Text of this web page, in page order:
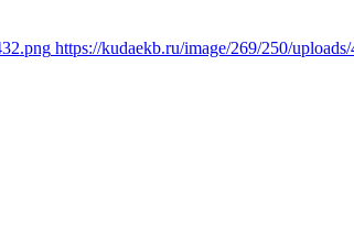
https://kudaekb.ru/image/269/250/